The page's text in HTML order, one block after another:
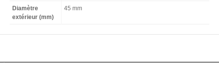
Diamètre
extérieur (mm)
45 mm